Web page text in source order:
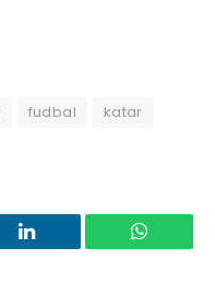
fudbal
katar
LinkedIn